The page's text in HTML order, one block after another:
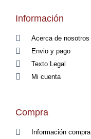
Información
Acerca de nosotros
Envio y pago
Texto Legal
Mi cuenta
Compra
Información compra